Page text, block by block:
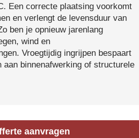
Een correcte plaatsing voorkomt
en verlengt de levensduur van
ben je opnieuw jarenlang
wind en
Vroegtijdig ingrijpen bespaart
aan binnenafwerking of structurele
aanvragen